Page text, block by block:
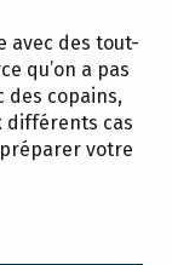
avec des tout-
qu’on a pas
des copains,
différents cas
préparer votre